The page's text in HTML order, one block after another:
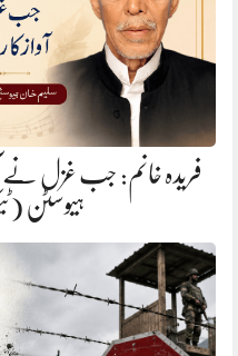
فریدہ خانم: جب غزل نے
ہیوسٹن